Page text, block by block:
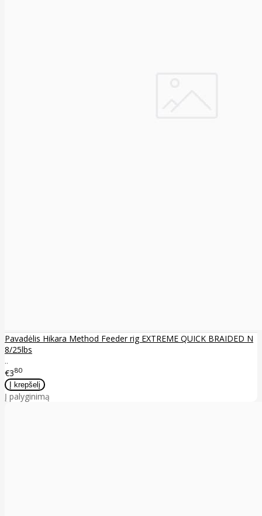
Pavadėlis Hikara Method Feeder rig EXTREME QUICK BRAIDED N
8/25lbs
..
€380
Į palyginimą